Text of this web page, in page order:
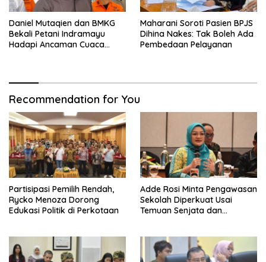
Daniel Mutaqien dan BMKG
Bekali Petani Indramayu
Hadapi Ancaman Cuaca
Maharani Soroti Pasien BPJS
Dihina Nakes: Tak Boleh Ada
Pembedaan Pelayanan
Recommendation for You
Partisipasi Pemilih Rendah,
Rycko Menoza Dorong
Edukasi Politik di Perkotaan
Adde Rosi Minta Pengawasan
Sekolah Diperkuat Usai
Temuan Senjata dan